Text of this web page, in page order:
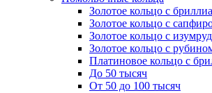
Золотое кольцо с
Золотое кольцо с
Золотое кольцо с
Золотое кольцо с
Платиновое кольцо с
До 50 тысяч
От 50 до 100 тысяч